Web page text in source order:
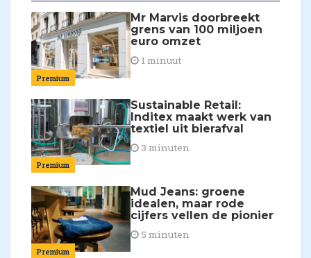
Premium
Mr Marvis doorbreekt
grens van 100 miljoen
euro omzet
1 minuut
Premium
Sustainable Retail:
Inditex maakt werk van
textiel uit bierafval
3 minuten
Premium
Mud Jeans: groene
idealen, maar rode
cijfers vellen de pionier
5 minuten